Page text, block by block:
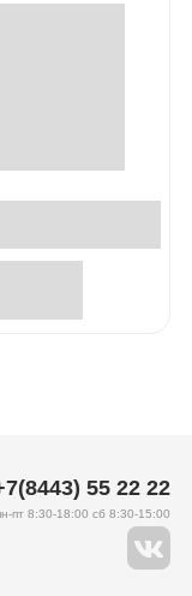
55 22 22
пт 8:30-18:00 сб 8:30-15:00